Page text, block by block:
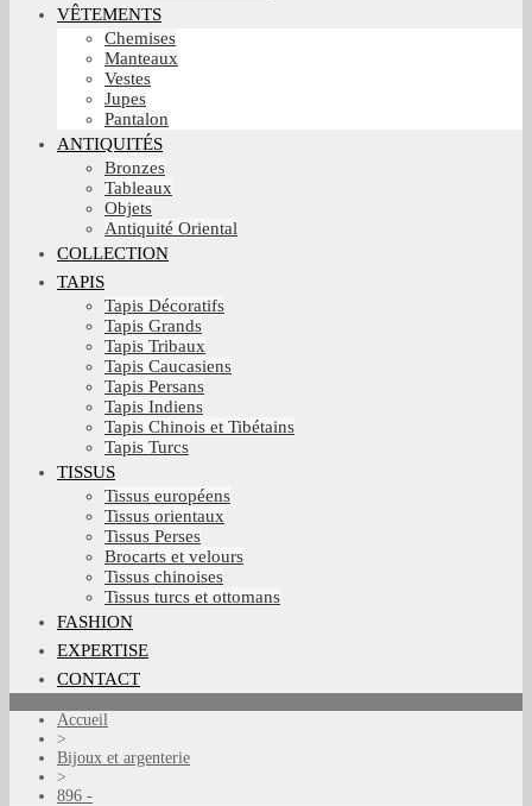
VÊTEMENTS
Chemises
Manteaux
Vestes
Jupes
Pantalon
ANTIQUITÉS
Bronzes
Tableaux
Objets
Antiquité Oriental
COLLECTION
TAPIS
Tapis Décoratifs
Tapis Grands
Tapis Tribaux
Tapis Caucasiens
Tapis Persans
Tapis Indiens
Tapis Chinois et Tibétains
Tapis Turcs
TISSUS
Tissus européens
Tissus orientaux
Tissus Perses
Brocarts et velours
Tissus chinoises
Tissus turcs et ottomans
FASHION
EXPERTISE
CONTACT
Accueil
>
Bijoux et argenterie
>
896 -